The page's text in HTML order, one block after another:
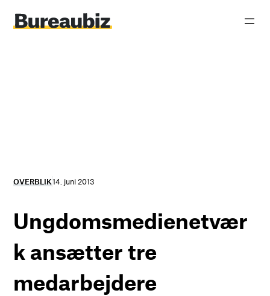
indhold
OVERBLIK14. juni 2013
Ungdomsmedienetvær
k ansætter tre
medarbejdere